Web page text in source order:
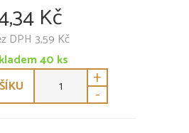
Kč
DPH 3,59 Kč
40 ks
+
-